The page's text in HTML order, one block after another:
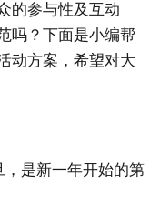
的参与性及互动
吗？下面是小编帮
动方案，希望对大
，是新一年开始的第